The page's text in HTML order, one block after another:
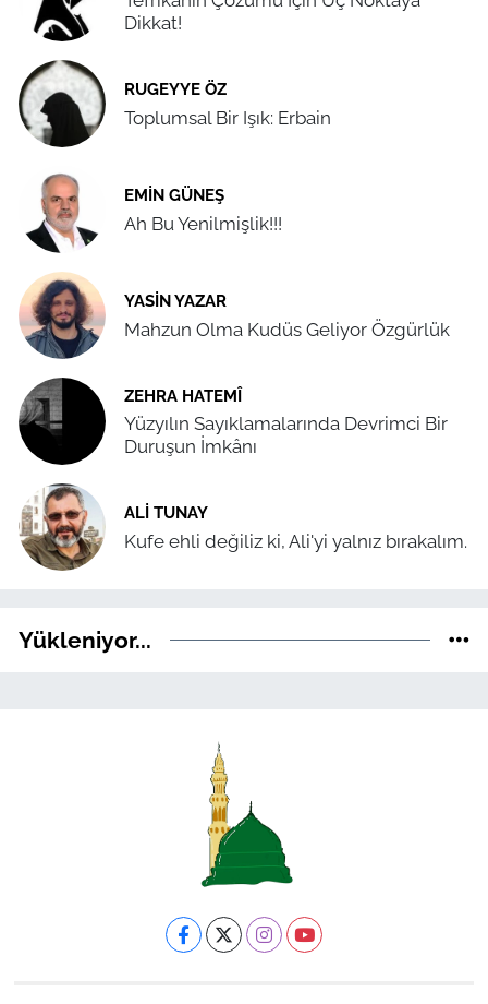
Dikkat!
RUGEYYE ÖZ
Toplumsal Bir Işık: Erbain
EMIN GÜNEŞ
Ah Bu Yenilmişlik!!!
YASIN YAZAR
Mahzun Olma Kudüs Geliyor Özgürlük
ZEHRA HATEMÎ
Yüzyılın Sayıklamalarında Devrimci Bir
Duruşun İmkânı
ALI TUNAY
Kufe ehli değiliz ki, Ali'yi yalnız bırakalım.
Yükleniyor...